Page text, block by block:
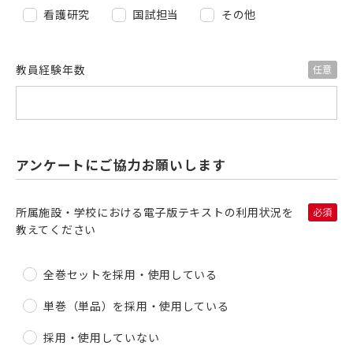
看護研究
国試担当 その他
教員経験年数
アンケートにご協力お願いします
所属施設・学校における電子版テキストの利用状況を
教えてください
全巻セットを採用・使用している
単巻（単品）を採用・使用している
採用・使用していない